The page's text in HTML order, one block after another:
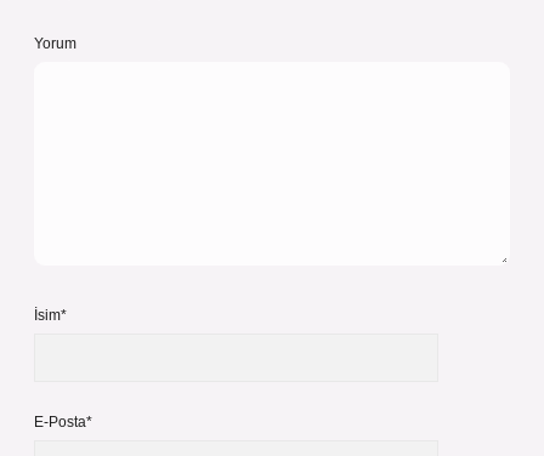
Yorum
İsim*
E-Posta*